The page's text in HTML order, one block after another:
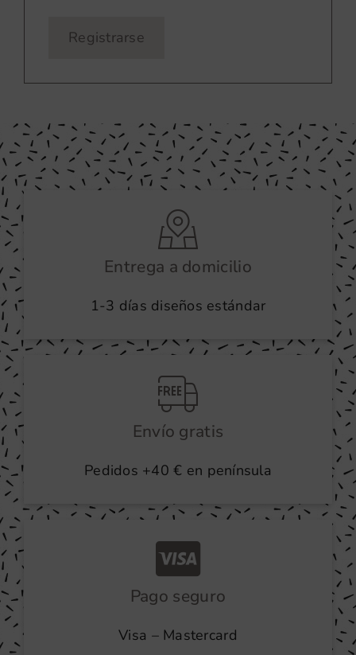
Registrarse
Entrega a domicilio
1-3 días diseños estándar
Envío gratis
Pedidos +40 € en península
Pago seguro
Visa – Mastercard